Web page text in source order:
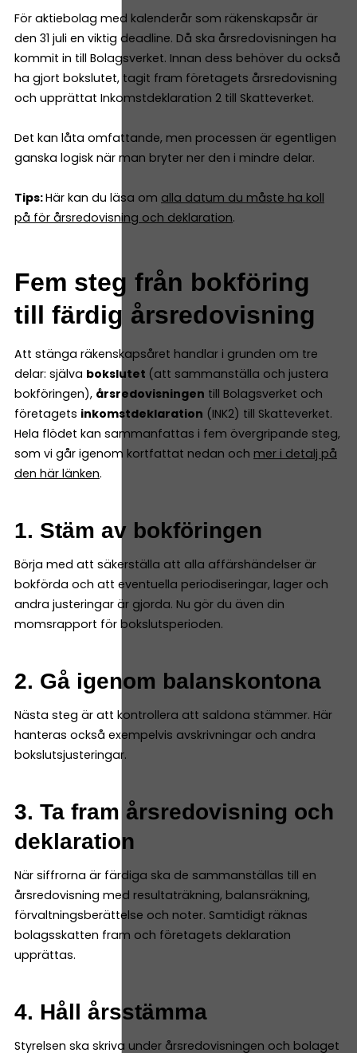
För aktiebolag med kalenderår som räkenskapsår är
den 31 juli en viktig deadline. Då ska årsredovisningen ha
kommit in till Bolagsverket. Innan dess behöver du också
ha gjort bokslutet, tagit fram företagets årsredovisning
och upprättat Inkomstdeklaration 2 till Skatteverket.
Det kan låta omfattande, men processen är egentligen
ganska logisk när man bryter ner den i mindre delar.
Tips:Här kan du läsa om alla datum du måste ha koll
på för årsredovisning och deklaration.
Fem steg från bokföring
till färdig årsredovisning
Att stänga räkenskapsåret handlar i grunden om tre
delar: själva bokslutet (att sammanställa och justera
bokföringen), årsredovisningen till Bolagsverket och
företagets inkomstdeklaration (INK2) till Skatteverket.
Hela flödet kan sammanfattas i fem övergripande steg,
som vi går igenom kortfattat nedan och mer i detalj på
den här länken.
1. Stäm av bokföringen
Börja med att säkerställa att alla affärshändelser är
bokförda och att eventuella periodiseringar, lager och
andra justeringar är gjorda. Nu gör du även din
momsrapport för bokslutsperioden.
2. Gå igenom balanskontona
Nästa steg är att kontrollera att saldona stämmer. Här
hanteras också exempelvis avskrivningar och andra
bokslutsjusteringar.
3. Ta fram årsredovisning och
deklaration
När siffrorna är färdiga ska de sammanställas till en
årsredovisning med resultaträkning, balansräkning,
förvaltningsberättelse och noter. Samtidigt räknas
bolagsskatten fram och företagets deklaration
upprättas.
4. Håll årsstämma
Styrelsen ska skriva under årsredovisningen och bolaget